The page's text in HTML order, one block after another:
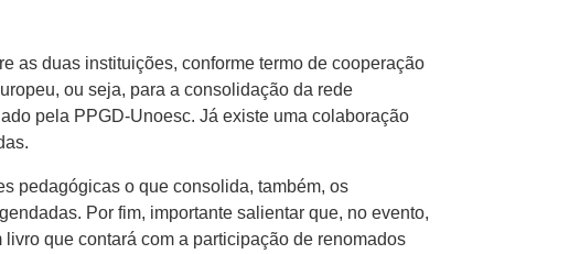
as duas instituições, conforme termo de cooperação
ou seja, para a consolidação da rede
pela PPGD-Unoesc. Já existe uma colaboração
pedagógicas o que consolida, também, os
Por fim, importante salientar que, no evento,
que contará com a participação de renomados